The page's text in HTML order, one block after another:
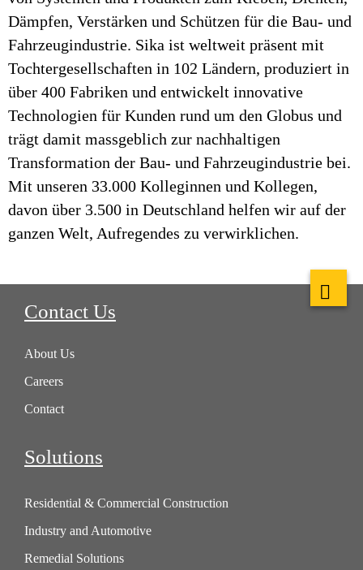
Dämpfen, Verstärken und Schützen für die Bau- und
Fahrzeugindustrie. Sika ist weltweit präsent mit
Tochtergesellschaften in 102 Ländern, produziert in
über 400 Fabriken und entwickelt innovative
Technologien für Kunden rund um den Globus und
trägt damit massgeblich zur nachhaltigen
Transformation der Bau- und Fahrzeugindustrie bei.
Mit unseren 33.000 Kolleginnen und Kollegen,
davon über 3.500 in Deutschland helfen wir auf der
ganzen Welt, Aufregendes zu verwirklichen.
Contact Us
About Us
Careers
Contact
Solutions
Residential & Commercial Construction
Industry and Automotive
Remedial Solutions